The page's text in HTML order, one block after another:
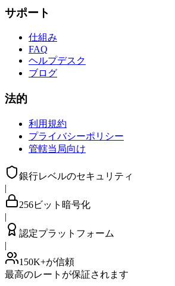
サポート
仕組み
FAQ
ヘルプデスク
ブログ
法的
利用規約
プライバシーポリシー
管轄当局向け
銀行レベルのセキュリティ
|
256ビット暗号化
|
認定プラットフォーム
|
150K+が信頼
最高のレートが保証されます